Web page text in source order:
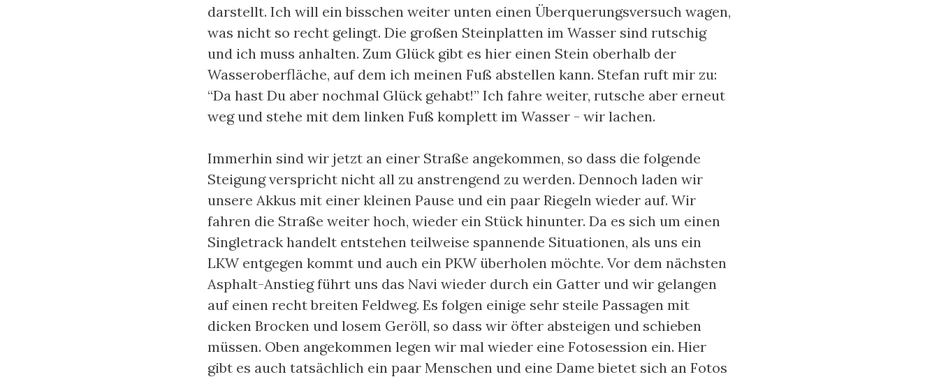
darstellt. Ich will ein bisschen weiter unten einen Überquerungsversuch wagen,
was nicht so recht gelingt. Die großen Steinplatten im Wasser sind rutschig
und ich muss anhalten. Zum Glück gibt es hier einen Stein oberhalb der
Wasseroberfläche, auf dem ich meinen Fuß abstellen kann. Stefan ruft mir zu:
“Da hast Du aber nochmal Glück gehabt!” Ich fahre weiter, rutsche aber erneut
weg und stehe mit dem linken Fuß komplett im Wasser - wir lachen.
Immerhin sind wir jetzt an einer Straße angekommen, so dass die folgende
Steigung verspricht nicht all zu anstrengend zu werden. Dennoch laden wir
unsere Akkus mit einer kleinen Pause und ein paar Riegeln wieder auf. Wir
fahren die Straße weiter hoch, wieder ein Stück hinunter. Da es sich um einen
Singletrack handelt entstehen teilweise spannende Situationen, als uns ein
LKW entgegen kommt und auch ein PKW überholen möchte. Vor dem nächsten
Asphalt-Anstieg führt uns das Navi wieder durch ein Gatter und wir gelangen
auf einen recht breiten Feldweg. Es folgen einige sehr steile Passagen mit
dicken Brocken und losem Geröll, so dass wir öfter absteigen und schieben
müssen. Oben angekommen legen wir mal wieder eine Fotosession ein. Hier
gibt es auch tatsächlich ein paar Menschen und eine Dame bietet sich an Fotos